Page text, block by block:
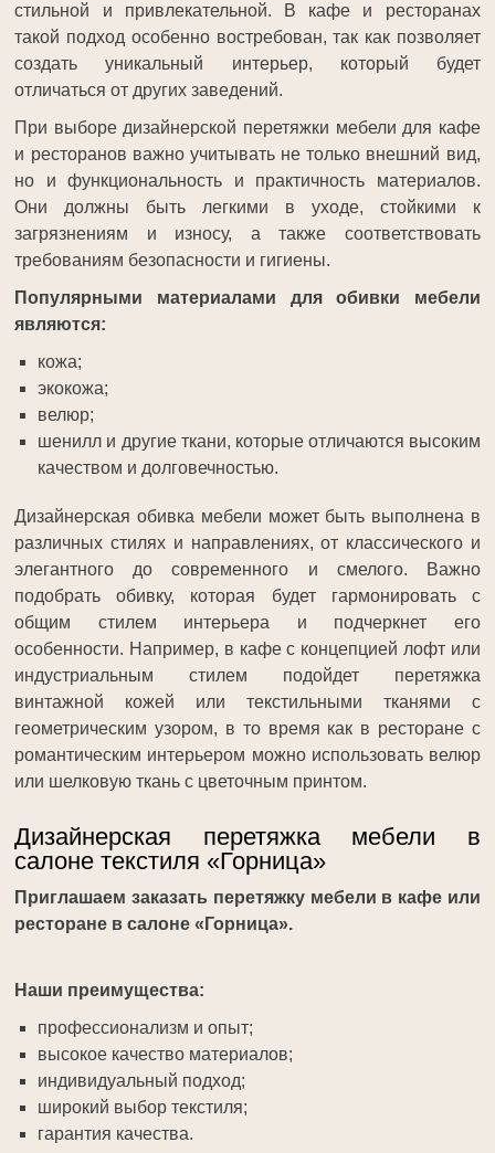
стильной и привлекательной. В кафе и ресторанах
такой подход особенно востребован, так как позволяет
создать уникальный интерьер, который будет
отличаться от других заведений.
При выборе дизайнерской перетяжки мебели для кафе
и ресторанов важно учитывать не только внешний вид,
но и функциональность и практичность материалов.
Они должны быть легкими в уходе, стойкими к
загрязнениям и износу, а также соответствовать
требованиям безопасности и гигиены.
Популярными материалами для обивки мебели
являются:
кожа;
экокожа;
велюр;
шенилл и другие ткани, которые отличаются высоким
качеством и долговечностью.
Дизайнерская обивка мебели может быть выполнена в
различных стилях и направлениях, от классического и
элегантного до современного и смелого. Важно
подобрать обивку, которая будет гармонировать с
общим стилем интерьера и подчеркнет его
особенности. Например, в кафе с концепцией лофт или
индустриальным стилем подойдет перетяжка
винтажной кожей или текстильными тканями с
геометрическим узором, в то время как в ресторане с
романтическим интерьером можно использовать велюр
или шелковую ткань с цветочным принтом.
Дизайнерская перетяжка мебели в
салоне текстиля «Горница»
Приглашаем заказать перетяжку мебели в кафе или
ресторане в салоне «Горница».
Наши преимущества:
профессионализм и опыт;
высокое качество материалов;
индивидуальный подход;
широкий выбор текстиля;
гарантия качества.